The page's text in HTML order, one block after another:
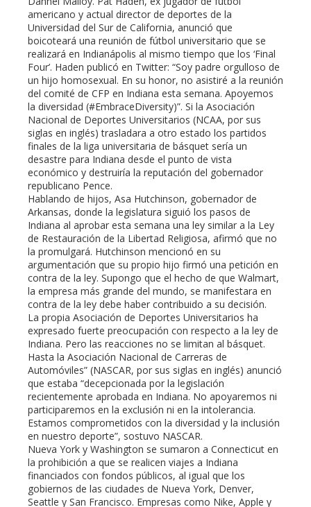
americano y actual director de deportes de la
Universidad del Sur de California, anunció que
boicoteará una reunión de fútbol universitario que se
realizará en Indianápolis al mismo tiempo que los ‘Final
Four’. Haden publicó en Twitter: “Soy padre orgulloso de
un hijo homosexual. En su honor, no asistiré a la reunión
del comité de CFP en Indiana esta semana. Apoyemos
la diversidad (#EmbraceDiversity)”. Si la Asociación
Nacional de Deportes Universitarios (NCAA, por sus
siglas en inglés) trasladara a otro estado los partidos
finales de la liga universitaria de básquet sería un
desastre para Indiana desde el punto de vista
económico y destruiría la reputación del gobernador
republicano Pence.
Hablando de hijos, Asa Hutchinson, gobernador de
Arkansas, donde la legislatura siguió los pasos de
Indiana al aprobar esta semana una ley similar a la Ley
de Restauración de la Libertad Religiosa, afirmó que no
la promulgará. Hutchinson mencionó en su
argumentación que su propio hijo firmó una petición en
contra de la ley. Supongo que el hecho de que Walmart,
la empresa más grande del mundo, se manifestara en
contra de la ley debe haber contribuido a su decisión.
La propia Asociación de Deportes Universitarios ha
expresado fuerte preocupación con respecto a la ley de
Indiana. Pero las reacciones no se limitan al básquet.
Hasta la Asociación Nacional de Carreras de
Automóviles” (NASCAR, por sus siglas en inglés) anunció
que estaba “decepcionada por la legislación
recientemente aprobada en Indiana. No apoyaremos ni
participaremos en la exclusión ni en la intolerancia.
Estamos comprometidos con la diversidad y la inclusión
en nuestro deporte”, sostuvo NASCAR.
Nueva York y Washington se sumaron a Connecticut en
la prohibición a que se realicen viajes a Indiana
financiados con fondos públicos, al igual que los
gobiernos de las ciudades de Nueva York, Denver,
Seattle y San Francisco. Empresas como Nike, Apple y